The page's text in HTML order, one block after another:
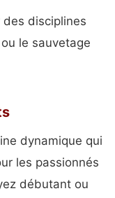
des disciplines
le sauvetage
dynamique qui
les passionnés
débutant ou